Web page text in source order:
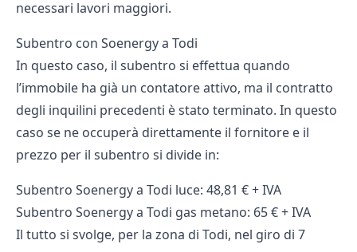
necessari lavori maggiori.
Subentro con Soenergy a Todi
In questo caso, il subentro si effettua quando
l’immobile ha già un contatore attivo, ma il contratto
degli inquilini precedenti è stato terminato. In questo
caso se ne occuperà direttamente il fornitore e il
prezzo per il subentro si divide in:
Subentro Soenergy a Todi luce: 48,81 € + IVA
Subentro Soenergy a Todi gas metano: 65 € + IVA
Il tutto si svolge, per la zona di Todi, nel giro di 7